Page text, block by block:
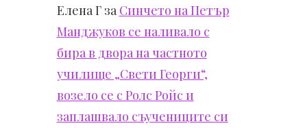
Елена Гза Синчето на Петър
Манджуков се наливало с
бира в двора на частното
училище „Свети Георги“,
возело се с Ролс Ройс и
заплашвало съучениците си